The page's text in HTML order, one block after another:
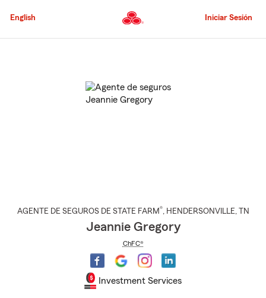
al
principal
English Iniciar Sesión
AGENTE DE SEGUROS DE STATE FARM®, HENDERSONVILLE, TN
Jeannie Gregory
ChFC®
Investment Services